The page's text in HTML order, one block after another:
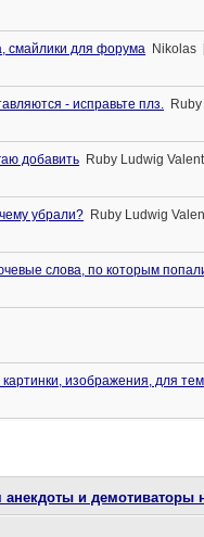
смайлики для форума Nikolas
- исправьте плз.
добавить Ruby Ludwig
убрали? Ruby Ludwig
слова, по которым
изображения, для
анекдоты и